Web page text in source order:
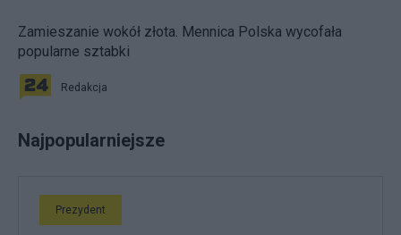
Zamieszanie wokół złota. Mennica Polska wycofała
popularne sztabki
Redakcja
Najpopularniejsze
Prezydent